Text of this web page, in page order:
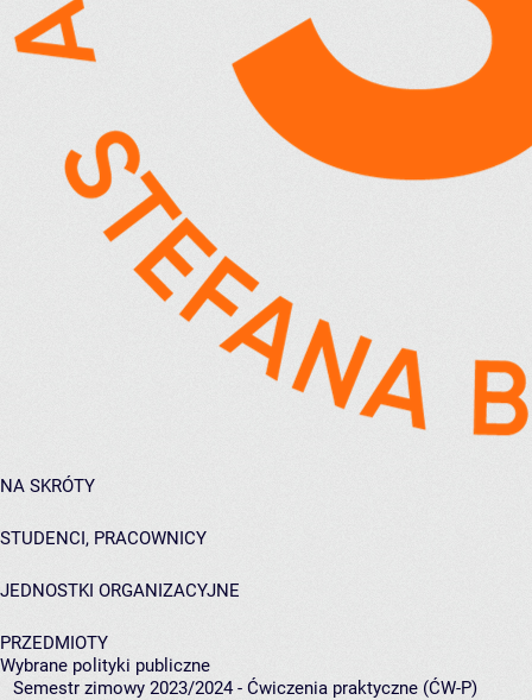
NA SKRÓTY
STUDENCI, PRACOWNICY
JEDNOSTKI ORGANIZACYJNE
PRZEDMIOTY
Wybrane polityki publiczne
Semestr zimowy 2023/2024 - Ćwiczenia praktyczne (ĆW-P)